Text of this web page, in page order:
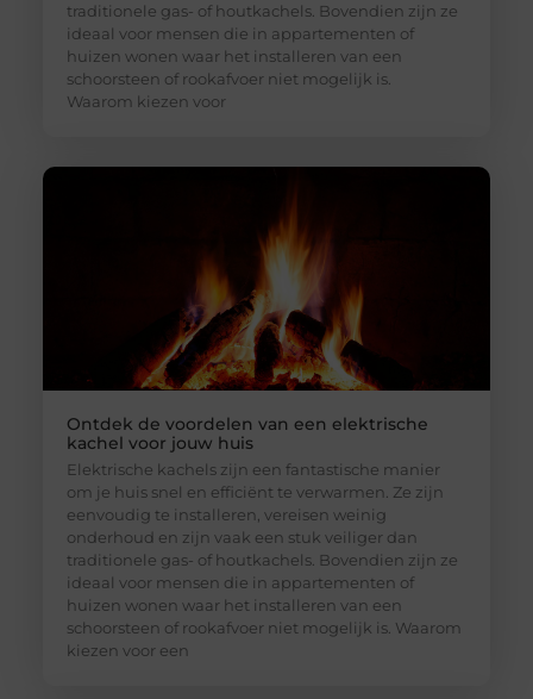
traditionele gas- of houtkachels. Bovendien zijn ze
ideaal voor mensen die in appartementen of
huizen wonen waar het installeren van een
schoorsteen of rookafvoer niet mogelijk is.
Waarom kiezen voor
Ontdek de voordelen van een elektrische
kachel voor jouw huis
Elektrische kachels zijn een fantastische manier
om je huis snel en efficiënt te verwarmen. Ze zijn
eenvoudig te installeren, vereisen weinig
onderhoud en zijn vaak een stuk veiliger dan
traditionele gas- of houtkachels. Bovendien zijn ze
ideaal voor mensen die in appartementen of
huizen wonen waar het installeren van een
schoorsteen of rookafvoer niet mogelijk is. Waarom
kiezen voor een